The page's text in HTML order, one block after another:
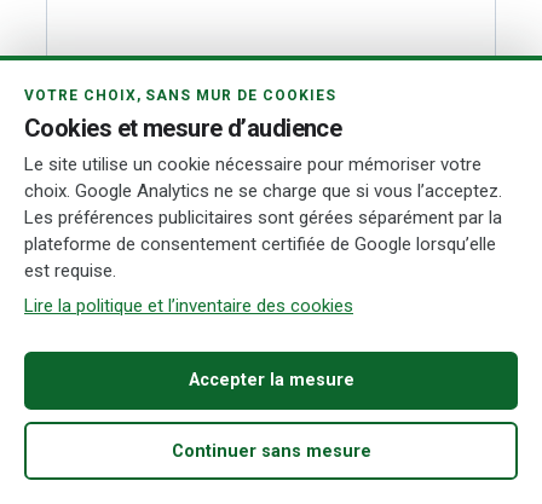
Name*
Accueil Acheter Fiabilité Démarches Recherche
VOTRE CHOIX, SANS MUR DE COOKIES
Cookies et mesure d’audience
Le site utilise un cookie nécessaire pour mémoriser votre
choix. Google Analytics ne se charge que si vous l’acceptez.
Les préférences publicitaires sont gérées séparément par la
plateforme de consentement certifiée de Google lorsqu’elle
est requise.
Lire la politique et l’inventaire des cookies
Accepter la mesure
Continuer sans mesure